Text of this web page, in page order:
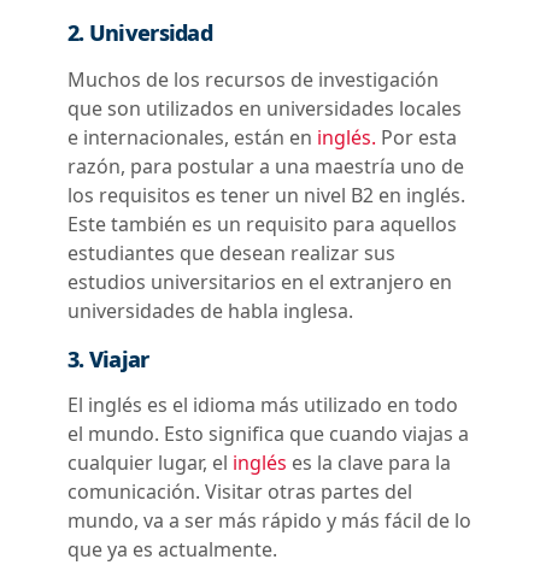
2. Universidad
Muchos de los recursos de investigación
que son utilizados en universidades locales
e internacionales, están en inglés. Por esta
razón, para postular a una maestría uno de
los requisitos es tener un nivel B2 en inglés.
Este también es un requisito para aquellos
estudiantes que desean realizar sus
estudios universitarios en el extranjero en
universidades de habla inglesa.
3. Viajar
El inglés es el idioma más utilizado en todo
el mundo. Esto significa que cuando viajas a
cualquier lugar, el inglés es la clave para la
comunicación. Visitar otras partes del
mundo, va a ser más rápido y más fácil de lo
que ya es actualmente.